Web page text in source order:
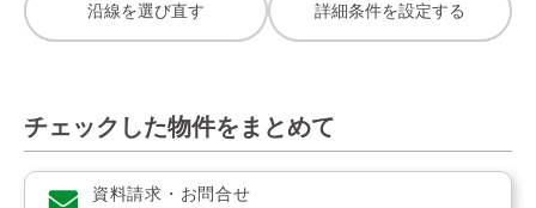
沿線を選び直す 詳細条件を設定する
チェックした物件をまとめて
資料請求・お問合せ